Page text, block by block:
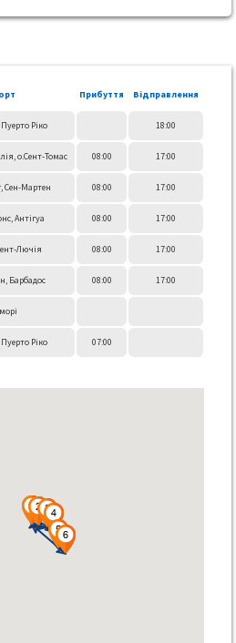
Прибуття Відправлення
Ріко 18:00
о.Сент-Томас 08:00 17:00
Сен-Мартен 08:00 17:00
Антігуа 08:00 17:00
Лючія 08:00 17:00
Барбадос 08:00 17:00
Ріко 07:00